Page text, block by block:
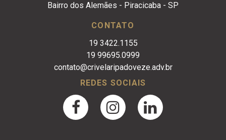
Bairro dos Alemães - Piracicaba - SP
CONTATO
19 3422.1155
19 99695.0999
contato@crivelaripadoveze.adv.br
REDES SOCIAIS